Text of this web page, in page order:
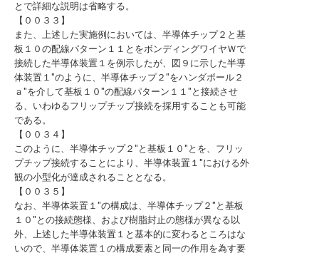
とで詳細な説明は省略する。
【００３３】
また、上述した実施例においては、半導体チップ２と基
板１０の配線パターン１１とをボンディングワイヤＷで
接続した半導体装置１を例示したが、図９に示した半導
体装置１″のように、半導体チップ２″をハンダボール２
ａ″を介して基板１０″の配線パターン１１″と接続させ
る、いわゆるフリップチップ接続を採用することも可能
である。
【００３４】
このように、半導体チップ２″と基板１０″とを、フリッ
プチップ接続することにより、半導体装置１″における外
観の小型化が達成されることとなる。
【００３５】
なお、半導体装置１″の構成は、半導体チップ２″と基板
１０″との接続態様、および樹脂封止の態様が異なる以
外、上述した半導体装置１と基本的に変わるところはな
いので、半導体装置１の構成要素と同一の作用を為す要